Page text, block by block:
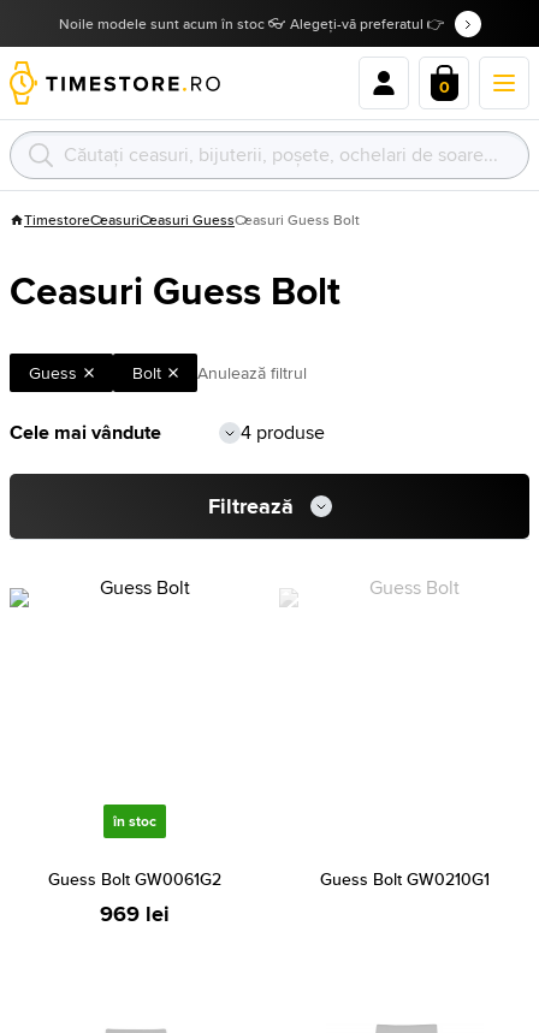
Noile modele sunt acum în stoc 👓 Alegeți-vă preferatul 👉
0
TimestoreCeasuriCeasuri GuessCeasuri Guess Bolt
Ceasuri Guess Bolt
Guess Bolt Anulează filtrul
4 produse
Filtrează
în stoc
Guess Bolt GW0061G2
969 lei
Guess Bolt GW0210G1